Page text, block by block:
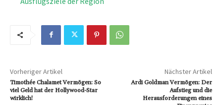
Vorheriger Artikel
Timothée Chalamet Vermögen: So
viel Geld hat der Hollywood-Star
wirklich!
Nächster Artikel
Ardi Goldman Vermögen: Der
Aufstieg und die
Herausforderungen eines